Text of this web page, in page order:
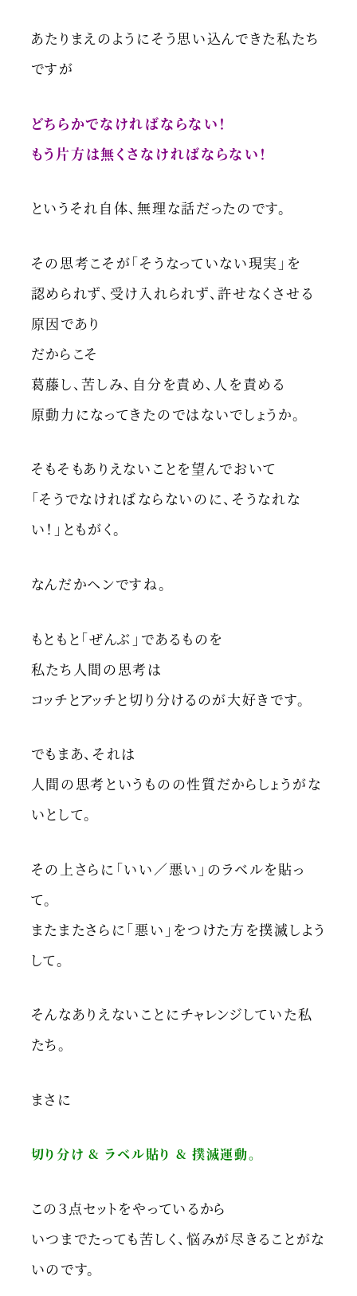
あたりまえのようにそう思い込んできた私たち
ですが
どちらかでなければならない！
もう片方は無くさなければならない！
というそれ自体、無理な話だったのです。
その思考こそが「そうなっていない現実」を
認められず、受け入れられず、許せなくさせる
原因であり
だからこそ
葛藤し、苦しみ、自分を責め、人を責める
原動力になってきたのではないでしょうか。
そもそもありえないことを望んでおいて
「そうでなければならないのに、そうなれな
い！」ともがく。
なんだかヘンですね。
もともと「ぜんぶ」であるものを
私たち人間の思考は
コッチとアッチと切り分けるのが大好きです。
でもまあ、それは
人間の思考というものの性質だからしょうがな
いとして。
その上さらに「いい／悪い」のラベルを貼っ
て。
またまたさらに「悪い」をつけた方を撲滅しよう
して。
そんなありえないことにチャレンジしていた私
たち。
まさに
切り分け & ラベル貼り & 撲滅運動。
この３点セットをやっているから
いつまでたっても苦しく、悩みが尽きることがな
いのです。